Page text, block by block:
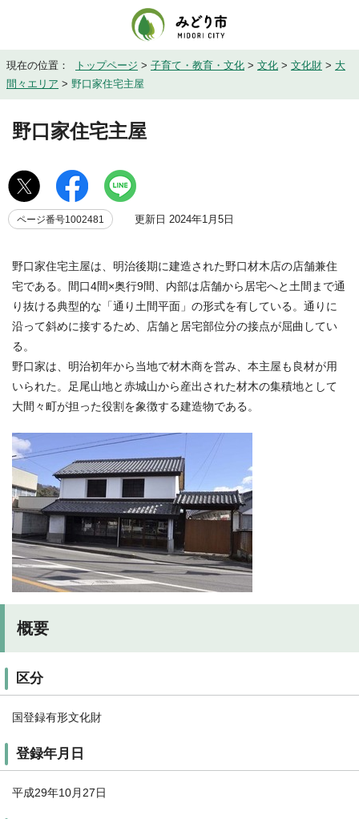
現在の位置： トップページ > 子育て・教育・文化 > 文化 > 文化財 > 大
間々エリア > 野口家住宅主屋
野口家住宅主屋
ページ番号1002481 更新日 2024年1月5日
野口家住宅主屋は、明治後期に建造された野口材木店の店舗兼住
宅である。間口4間×奥行9間、内部は店舗から居宅へと土間まで通
り抜ける典型的な「通り土間平面」の形式を有している。通りに
沿って斜めに接するため、店舗と居宅部位分の接点が屈曲してい
る。
野口家は、明治初年から当地で材木商を営み、本主屋も良材が用
いられた。足尾山地と赤城山から産出された材木の集積地として
大間々町が担った役割を象徴する建造物である。
概要
区分
国登録有形文化財
登録年月日
平成29年10月27日